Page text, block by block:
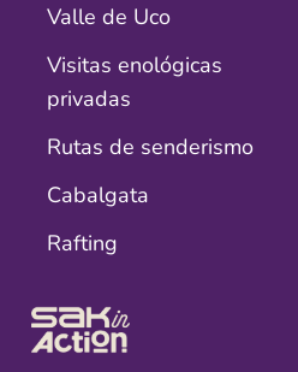
Valle de Uco
Visitas enológicas
privadas
Rutas de senderismo
Cabalgata
Rafting